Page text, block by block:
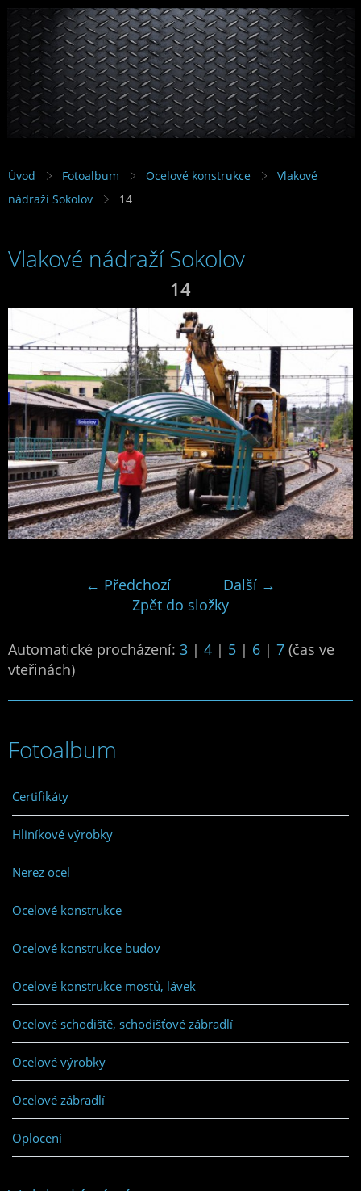
Úvod Fotoalbum Ocelové konstrukce
Vlakové
nádraží Sokolov
14
Vlakové nádraží Sokolov
14
← Předchozí
Další →
Zpět do složky
Automatické procházení: 3 | 4 | 5 | 6 | 7 (čas ve
vteřinách)
Fotoalbum
Certifikáty
Hliníkové výrobky
Nerez ocel
Ocelové konstrukce
Ocelové konstrukce budov
Ocelové konstrukce mostů, lávek
Ocelové schodiště, schodišťové zábradlí
Ocelové výrobky
Ocelové zábradlí
Oplocení